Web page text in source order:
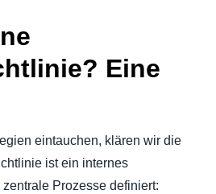
Eine
eintauchen, klären wir die
ist ein internes
Prozesse definiert: